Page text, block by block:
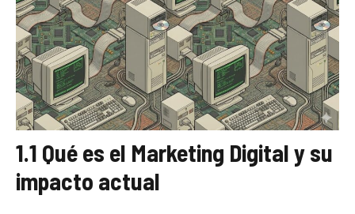
1.1 Qué es el Marketing Digital y su
impacto actual